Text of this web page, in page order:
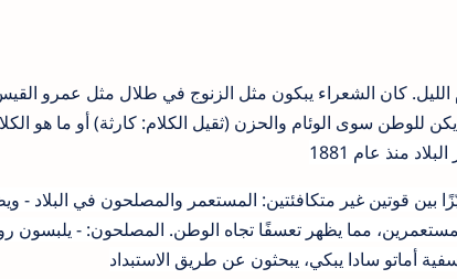
الليل. كان الشعراء يبكون مثل الزنوج في طلال مثل عمرو
للوطن سوى الوئام والحزن (ثقيل الكلام: كارثة) أو ما هو
منذ عام 1881
قوتين غير متكافئتين: المستعمر والمصلحون في البلاد -
مما يظهر تعسفًا تجاه الوطن. المصلحون: - يلبسون
أماتو سادا يبكي، يبحثون عن طريق الاستبداد